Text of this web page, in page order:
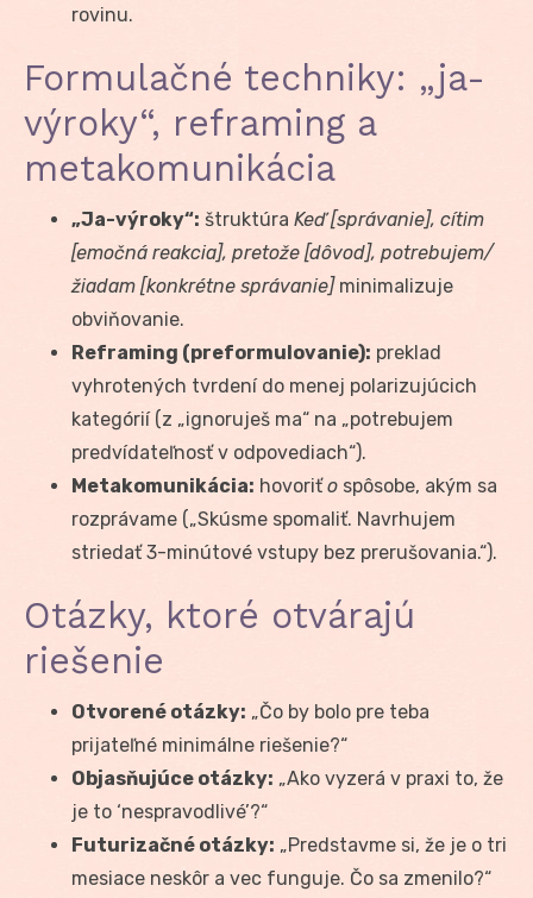
rovinu.
Formulačné techniky: „ja-
výroky“, reframing a
metakomunikácia
„Ja-výroky“: štruktúra Keď [správanie], cítim
[emočná reakcia], pretože [dôvod], potrebujem/
žiadam [konkrétne správanie]minimalizuje
obviňovanie.
Reframing (preformulovanie): preklad
vyhrotených tvrdení do menej polarizujúcich
kategórií (z „ignoruješ ma“ na „potrebujem
predvídateľnosť v odpovediach“).
Metakomunikácia: hovoriťo spôsobe, akým sa
rozprávame („Skúsme spomaliť. Navrhujem
striedať 3-minútové vstupy bez prerušovania.“).
Otázky, ktoré otvárajú
riešenie
Otvorené otázky: „Čo by bolo pre teba
prijateľné minimálne riešenie?“
Objasňujúce otázky: „Ako vyzerá v praxi to, že
je to ‘nespravodlivé’?“
Futurizačné otázky: „Predstavme si, že je o tri
mesiace neskôr a vec funguje. Čo sa zmenilo?“